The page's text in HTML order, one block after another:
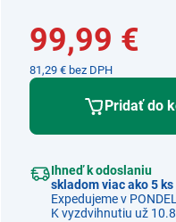
99,99 €
81,29 € bez DPH
Pridať do
Ihneď k odoslaniu
skladom viac ako 5 ks
Expedujeme v
K vyzdvihnutiu už